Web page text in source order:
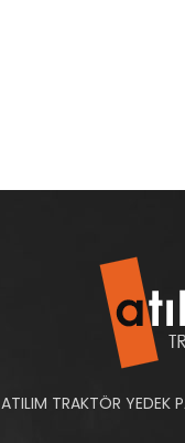
ATILIM TRAKTÖR YEDEK